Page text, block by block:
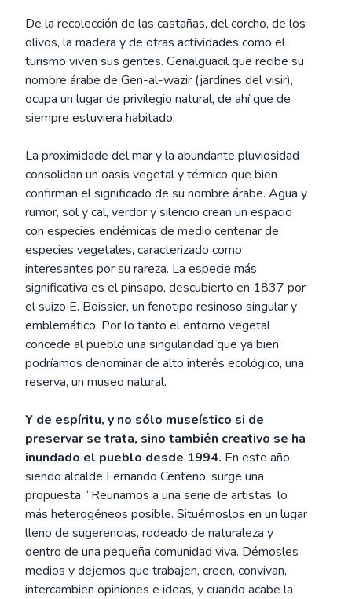
De la recolección de las castañas, del corcho, de los
olivos, la madera y de otras actividades como el
turismo viven sus gentes. Genalguacil que recibe su
nombre árabe de Gen-al-wazir (jardines del visir),
ocupa un lugar de privilegio natural, de ahí que de
siempre estuviera habitado.
La proximidade del mar y la abundante pluviosidad
consolidan un oasis vegetal y térmico que bien
confirman el significado de su nombre árabe. Agua y
rumor, sol y cal, verdor y silencio crean un espacio
con especies endémicas de medio centenar de
especies vegetales, caracterizado como
interesantes por su rareza. La especie más
significativa es el pinsapo, descubierto en 1837 por
el suizo E. Boissier, un fenotipo resinoso singular y
emblemático. Por lo tanto el entorno vegetal
concede al pueblo una singularidad que ya bien
podríamos denominar de alto interés ecológico, una
reserva, un museo natural.
Y de espíritu, y no sólo museístico si de
preservar se trata, sino también creativo se ha
inundado el pueblo desde 1994. En este año,
siendo alcalde Fernando Centeno, surge una
propuesta: “Reunamos a una serie de artistas, lo
más heterogéneos posible. Situémoslos en un lugar
lleno de sugerencias, rodeado de naturaleza y
dentro de una pequeña comunidad viva. Démosles
medios y dejemos que trabajen, creen, convivan,
intercambien opiniones e ideas, y cuando acabe la